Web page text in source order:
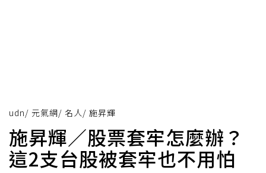
udn/ 元氣網/ 名人/ 施昇輝
施昇輝／股票套牢怎麼辦？
這2支台股被套牢也不用怕